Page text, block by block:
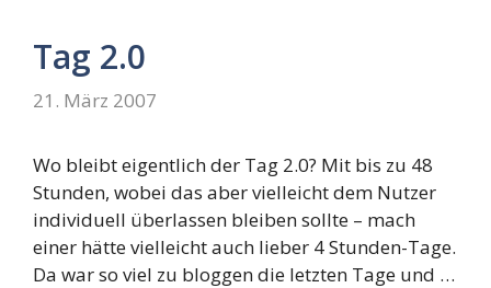
Tag 2.0
21. März 2007
Wo bleibt eigentlich der Tag 2.0? Mit bis zu 48
Stunden, wobei das aber vielleicht dem Nutzer
individuell überlassen bleiben sollte – mach
einer hätte vielleicht auch lieber 4 Stunden-Tage.
Da war so viel zu bloggen die letzten Tage und …